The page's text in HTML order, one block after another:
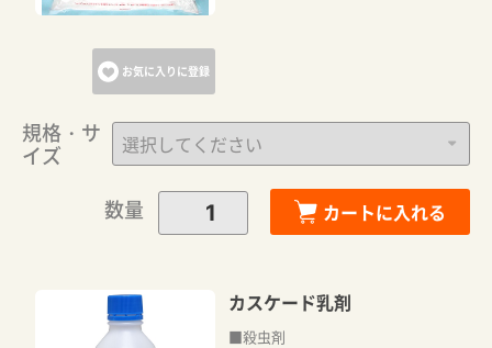
お気に入りに登録
規格・サ
イズ
数量
カートに入れる
カスケード乳剤
■殺虫剤